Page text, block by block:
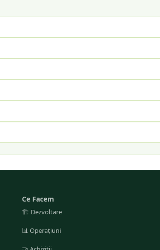
Ce Facem
🏗️ Dezvoltare
📊 Operațiuni